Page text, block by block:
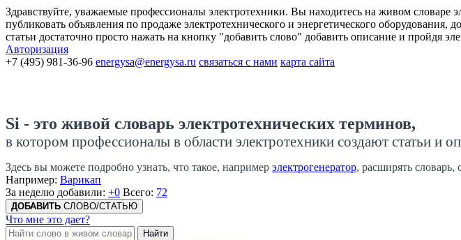
Здравствуйте, уважаемые профессионалы электротехники. Вы находитесь на живом словаре
публиковать объявления по продаже электротехнического и энергетического
статьи достаточно просто нажать на кнопку "добавить слово" добавить описание и пройдя
Авторизация
+7 (495) 981-36-96 energysa@energysa.ru связаться с нами карта сайта
Si - это живой словарь электротехнических терминов,
в котором профессионалы в области электротехники создают статьи и
Здесь вы можете подробно узнать, что такое, например электрогенератор, расширять словарь,
Например: Варикап
За неделю добавили: +0 Всего: 72
ДОБАВИТЬ СЛОВО/СТАТЬЮ
Что мне это дает?
Найти